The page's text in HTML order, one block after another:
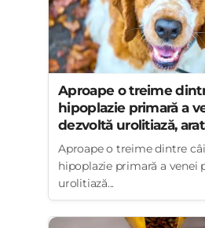
Aproape o treime
hipoplazie primară a
dezvoltă urolitiază,
Aproape o treime dintre
hipoplazie primară a venei
urolitiază...